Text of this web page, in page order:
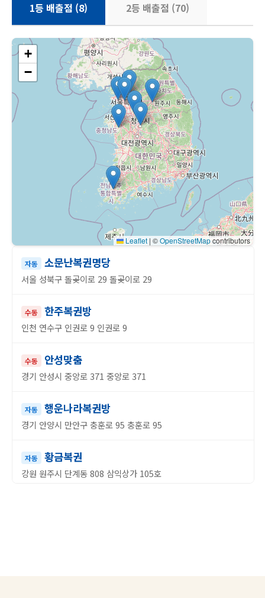
1등 배출점 (8) 2등 배출점 (70)
자동 소문난복권명당
서울 성북구 돌곶이로 29 돌곶이로 29
수동 한주복권방
인천 연수구 인권로 9 인권로 9
수동 안성맞춤
경기 안성시 중앙로 371 중앙로 371
자동 행운나라복권방
경기 안양시 만안구 충훈로 95 충훈로 95
자동 황금복권
강원 원주시 단계동 808 삼익상가 105호
+
−
Leaflet | ©OpenStreetMapcontributors